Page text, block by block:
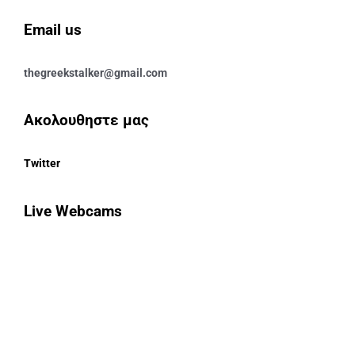
Email us
thegreekstalker@gmail.com
Ακολουθηστε μας
Twitter
Live Webcams